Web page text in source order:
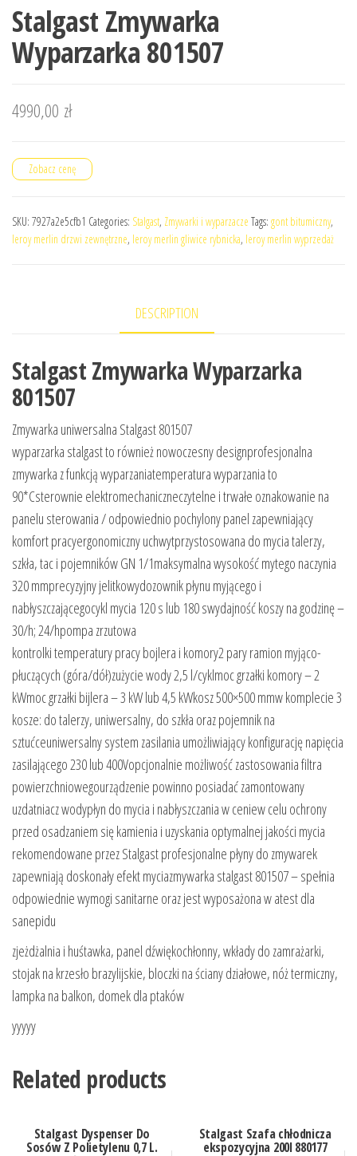
Stalgast Zmywarka
Wyparzarka 801507
4990,00 zł
Zobacz cenę
SKU: 7927a2e5cfb1 Categories: Stalgast, Zmywarki i wyparzacze Tags: gont bitumiczny,
leroy merlin drzwi zewnętrzne, leroy merlin gliwice rybnicka, leroy merlin wyprzedaż
DESCRIPTION
Stalgast Zmywarka Wyparzarka
801507
Zmywarka uniwersalna Stalgast 801507
wyparzarka stalgast to również nowoczesny designprofesjonalna
zmywarka z funkcją wyparzaniatemperatura wyparzania to
90*Csterownie elektromechaniczneczytelne i trwałe oznakowanie na
panelu sterowania / odpowiednio pochylony panel zapewniający
komfort pracyergonomiczny uchwytprzystosowana do mycia talerzy,
szkła, tac i pojemników GN 1/1maksymalna wysokość mytego naczynia
320 mmprecyzyjny jelitkowydozownik płynu myjącego i
nabłyszczającegocykl mycia 120 s lub 180 swydajność koszy na godzinę –
30/h; 24/hpompa zrzutowa
kontrolki temperatury pracy bojlera i komory2 pary ramion myjąco-
płuczących (góra/dół)zużycie wody 2,5 l/cyklmoc grzałki komory – 2
kWmoc grzałki bijlera – 3 kW lub 4,5 kWkosz 500×500 mmw komplecie 3
kosze: do talerzy, uniwersalny, do szkła oraz pojemnik na
sztućceuniwersalny system zasilania umożliwiający konfigurację napięcia
zasilającego 230 lub 400Vopcjonalnie możliwość zastosowania filtra
powierzchniowegourządzenie powinno posiadać zamontowany
uzdatniacz wodypłyn do mycia i nabłyszczania w ceniew celu ochrony
przed osadzaniem się kamienia i uzyskania optymalnej jakości mycia
rekomendowane przez Stalgast profesjonalne płyny do zmywarek
zapewniają doskonały efekt myciazmywarka stalgast 801507 – spełnia
odpowiednie wymogi sanitarne oraz jest wyposażona w atest dla
sanepidu
zjeżdżalnia i huśtawka, panel dźwiękochłonny, wkłady do zamrażarki,
stojak na krzesło brazylijskie, bloczki na ściany działowe, nóż termiczny,
lampka na balkon, domek dla ptaków
yyyyy
Related products
Stalgast Dyspenser Do
Sosów Z Polietylenu 0,7 L.
Stalgast Szafa chłodnicza
ekspozycyjna 200l 880177